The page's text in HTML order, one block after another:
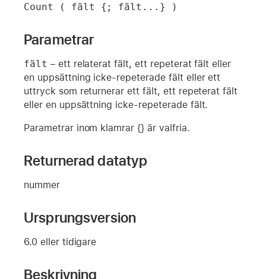
Count ( fält {; fält...} )
Parametrar
fält – ett relaterat fält, ett repeterat fält eller
en uppsättning icke-repeterade fält eller ett
uttryck som returnerar ett fält, ett repeterat fält
eller en uppsättning icke-repeterade fält.
Parametrar inom klamrar {} är valfria.
Returnerad datatyp
nummer
Ursprungsversion
6.0 eller tidigare
Beskrivning